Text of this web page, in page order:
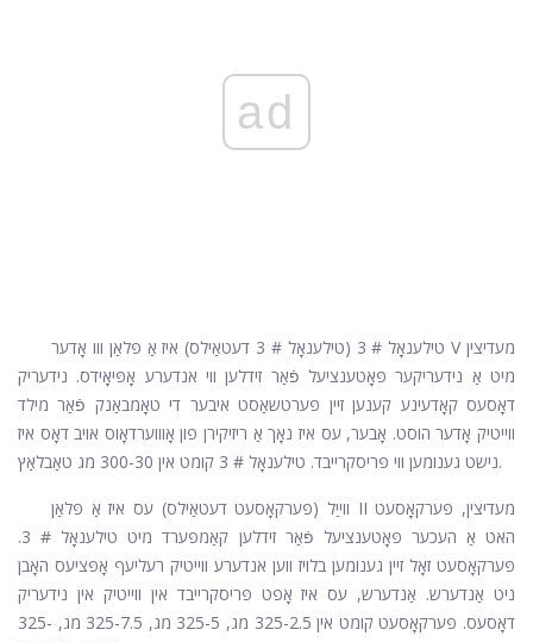
ad
טילענאָל # 3 (טילענאָל # 3 דעטאַילס) איז אַ פּלאַן ווו אָדער V מעדיצין
מיט אַ נידעריקער פּאָטענציעל פֿאַר זידלען ווי אנדערע אָפּיאָידס. נידעריק
דאָסעס קאָדעינע קענען זיין פּערטשאַסט איבער די טאָמבאַנק פֿאַר מילד
ווייטיק אָדער הוסט. אָבער, עס איז נאָך אַ ריזיקירן פון אָוווערדאָוס אויב דאָס איז
נישט גענומען ווי פּריסקרייבד. טילענאָל # 3 קומט אין 300-30 מג טאַבלאַץ.
ווייַל (פּערקאָסעט דעטאַילס) עס איז אַ פּלאַן II מעדיצין, פּערקאָסעט
האט אַ העכער פּאָטענציעל פֿאַר זידלען קאַמפּערד מיט טילענאָל # 3.
פּערקאָסעט זאָל זיין גענומען בלויז ווען אנדערע ווייטיק רעליעף אָפּציעס האָבן
ניט אַנדערש. אַנדערש, עס איז אָפט פּריסקרייבד אין ווייטיק אין נידעריק
דאָסעס. פּערקאָסעט קומט אין 325-2.5 מג, 325-5 מג, 325-7.5 מג, 325-